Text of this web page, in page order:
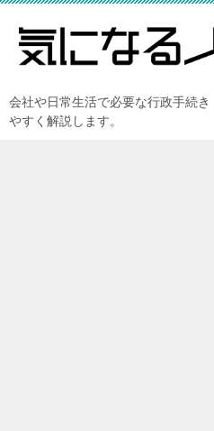
会社や日常生活で必要な行政手続
やすく解説します。